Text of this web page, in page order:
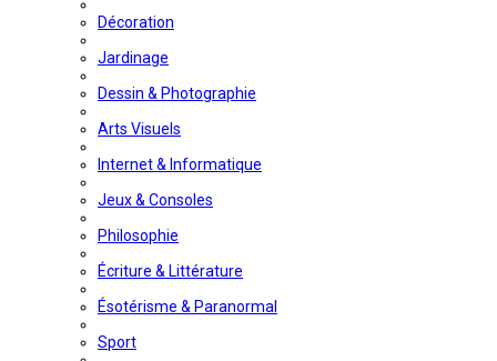
Décoration
Jardinage
Dessin & Photographie
Arts Visuels
Internet & Informatique
Jeux & Consoles
Philosophie
Écriture & Littérature
Ésotérisme & Paranormal
Sport